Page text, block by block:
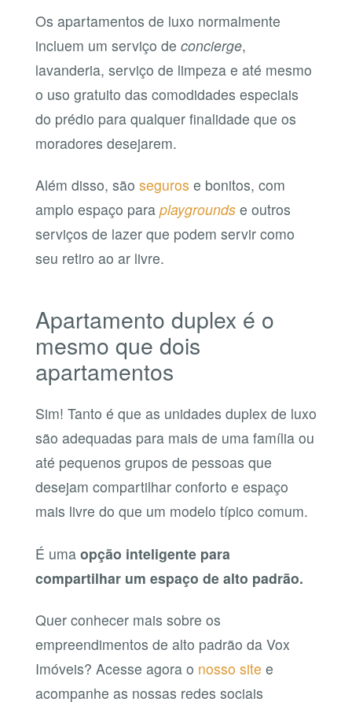
Os apartamentos de luxo normalmente
incluem um serviço de concierge,
lavanderia, serviço de limpeza e até mesmo
o uso gratuito das comodidades especiais
do prédio para qualquer finalidade que os
moradores desejarem.
Além disso, são seguros e bonitos, com
amplo espaço para playgroundse outros
serviços de lazer que podem servir como
seu retiro ao ar livre.
Apartamento duplex é o
mesmo que dois
apartamentos
Sim! Tanto é que as unidades duplex de luxo
são adequadas para mais de uma família ou
até pequenos grupos de pessoas que
desejam compartilhar conforto e espaço
mais livre do que um modelo típico comum.
É uma opção inteligente para
compartilhar um espaço de alto padrão.
Quer conhecer mais sobre os
empreendimentos de alto padrão da Vox
Imóveis? Acesse agora o nosso site e
acompanhe as nossas redes sociais